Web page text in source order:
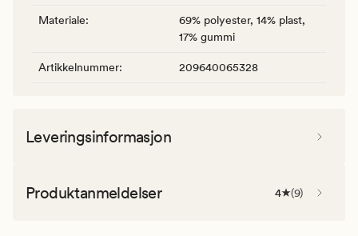
Materiale:
69% polyester, 14% plast,
17% gummi
Artikkelnummer: 209640065328
Leveringsinformasjon
Produktanmeldelser 4 (9)